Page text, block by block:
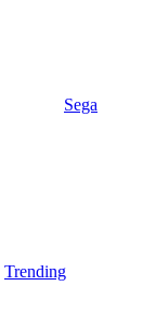
Sega
Trending